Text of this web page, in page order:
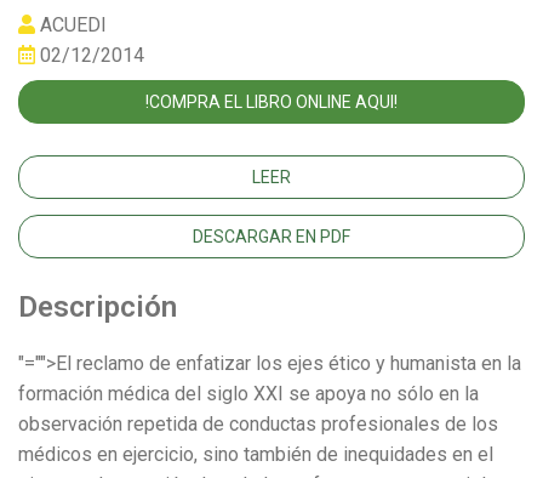
ACUEDI
02/12/2014
!COMPRA EL LIBRO ONLINE AQUI!
LEER
DESCARGAR EN PDF
Descripción
"="">El reclamo de enfatizar los ejes ético y humanista en la
formación médica del siglo XXI se apoya no sólo en la
observación repetida de conductas profesionales de los
médicos en ejercicio, sino también de inequidades en el